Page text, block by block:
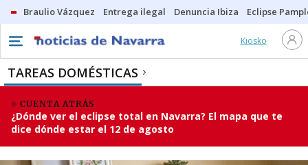
Braulio Vázquez Entrega ilegal Denuncia Ibiza Eclipse
Kiosko
TAREAS DOMÉSTICAS
CUENTA ATRÁS
¿Dónde ver el eclipse total en Navarra? El mapa que te
dice dónde estar el 12 de agosto